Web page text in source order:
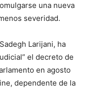
una nueva
severidad.
Larijani, ha
el decreto de
en agosto
dependente de la